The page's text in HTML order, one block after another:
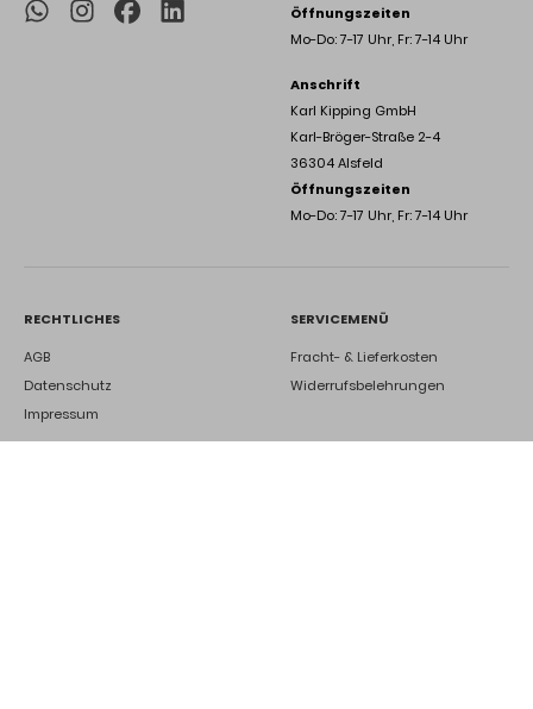
Öffnungszeiten
Mo-Do: 7-17 Uhr, Fr: 7-14 Uhr
Anschrift
Karl Kipping GmbH
Karl-Bröger-Straße 2-4
36304 Alsfeld
Öffnungszeiten
Mo-Do: 7-17 Uhr, Fr: 7-14 Uhr
RECHTLICHES
AGB
Datenschutz
Impressum
SERVICEMENÜ
Fracht- & Lieferkosten
Widerrufsbelehrungen